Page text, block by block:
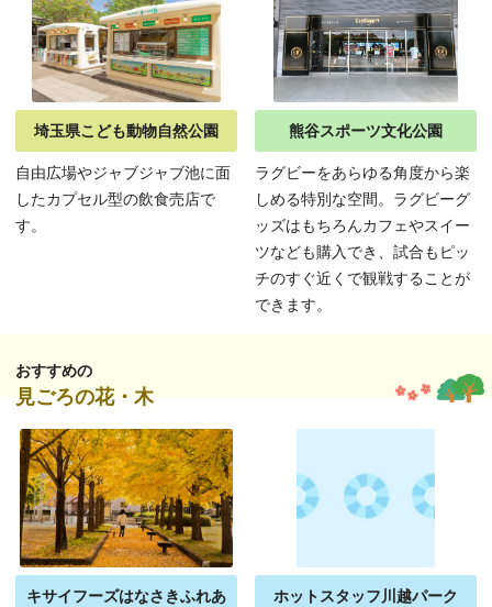
埼玉県こども動物自然公園
自由広場やジャブジャブ池に面
したカプセル型の飲食売店で
す。
熊谷スポーツ文化公園
ラグビーをあらゆる角度から楽
しめる特別な空間。ラグビーグ
ッズはもちろんカフェやスイー
ツなども購入でき、試合もピッ
チのすぐ近くで観戦することが
できます。
おすすめの
見ごろの花・木
キサイフーズはなさきふれあ
ホットスタッフ川越パーク